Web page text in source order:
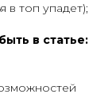
в топ упадет);
в статье: